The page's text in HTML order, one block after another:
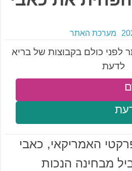
מערכת האתר
לפני כולם בקבוצות של בריא
לדעת
האמריקאי, כאבי
מבחינה הנכות